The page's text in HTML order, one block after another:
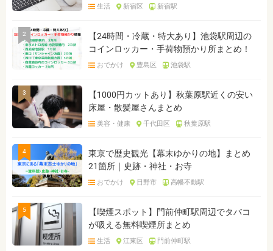
生活 新宿区 新宿駅
2
【24時間・冷蔵・特大あり】池袋駅周辺の
コインロッカー・手荷物預かり所まとめ！
おでかけ 豊島区 池袋駅
3
【1000円カットあり】秋葉原駅近くの安い
床屋・散髪屋さんまとめ
美容・健康 千代田区 秋葉原駅
4
東京で歴史観光【幕末ゆかりの地】まとめ
21箇所｜史跡・神社・お寺
おでかけ 日野市 高幡不動駅
5
【喫煙スポット】門前仲町駅周辺でタバコ
が吸える無料喫煙所まとめ
生活 江東区 門前仲町駅